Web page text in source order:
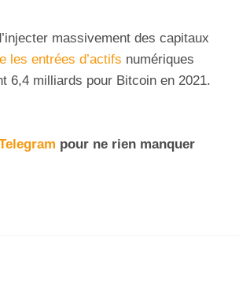
massivement des capitaux
les entrées d’actifs numériques
6,4 milliards pour Bitcoin en 2021.
pour ne rien manquer